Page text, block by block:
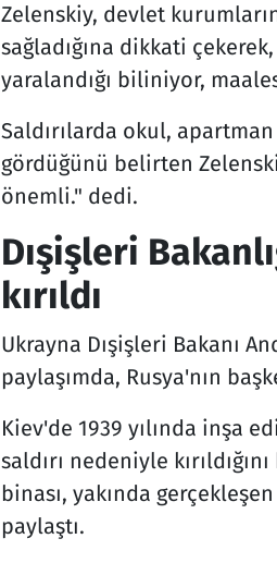
Zelenskiy, devlet
sağladığına dikkati
yaralandığı biliniyor,
Saldırılarda okul,
gördüğünü belirten
önemli." dedi.
Dışişleri
kırıldı
Ukrayna Dışişleri Bakanı
paylaşımda, Rusya'nın
Kiev'de 1939 yılında inşa
saldırı nedeniyle
binası, yakında
paylaştı.